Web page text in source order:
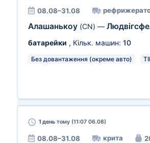
08.08–31.08
Алашанькоу (CN) —
батарейки , Кільк. машин: 10
Без довантаження (окреме авто)
1 день тому (11:07 06.08)
08.08–31.08 крита